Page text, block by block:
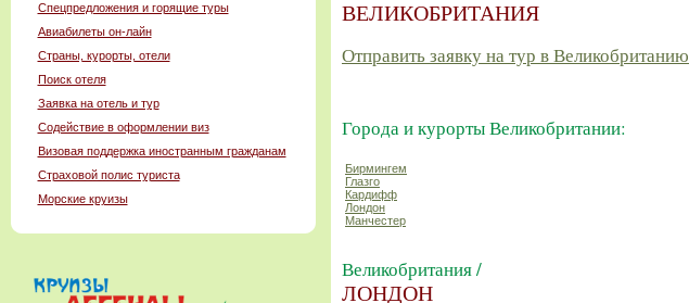
Спецпредложения и горящие туры
Авиабилеты он-лайн
Страны, курорты, отели
Поиск отеля
Заявка на отель и тур
Содействие в оформлении виз
Визовая поддержка иностранным гражданам
Страховой полис туриста
Морские круизы
ВЕЛИКОБРИТАНИЯ
Отправить заявку на тур в Великобританию
Города и курорты Великобритании:
Бирмингем
Глазго
Кардифф
Лондон
Манчестер
Великобритания /
ЛОНДОН